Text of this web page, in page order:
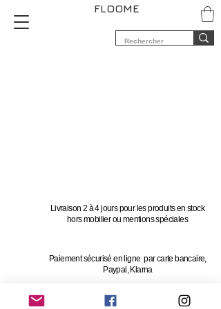
FLOOME
Livraison 2 à 4 jours pour les produits en stock
hors mobilier ou mentions spéciales
Paiement sécurisé en ligne par carte bancaire,
Paypal, Klarna
Vous avez 14 jours pour changer d'avis